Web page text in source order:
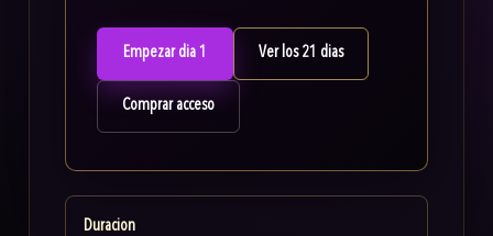
Empezar dia 1 Ver los 21 dias
Comprar acceso
Duracion